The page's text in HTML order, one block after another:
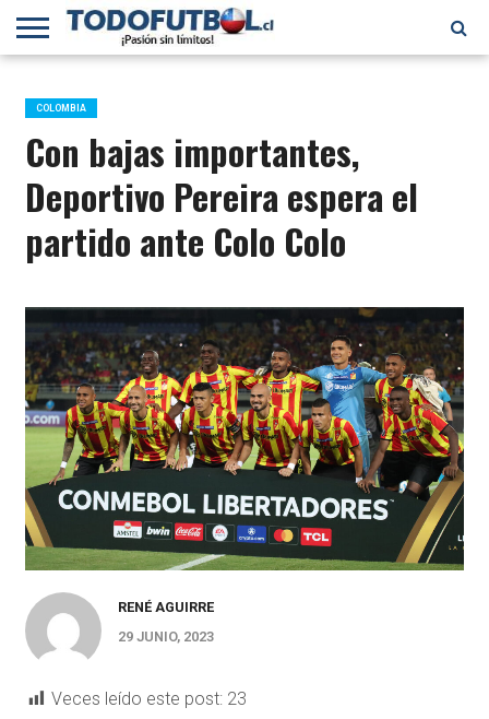
PRIMERA
B
SELECCIÓN
CHILENA
CHILENOS
EN EL
MUNDO
FÚTBOL
INTERNACIONAL
COLOMBIA
Con bajas importantes,
Deportivo Pereira espera el
partido ante Colo Colo
RENÉ AGUIRRE
29 JUNIO, 2023
Veces leído este post: 23